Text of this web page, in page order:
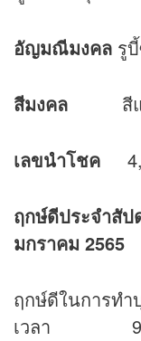
อัญมณีมงคล รู
สีมงคล สีแ
เลขนำโชค 4,
ฤกษ์ดีประจำสั
มกราคม 2565
ฤกษ์ดีในการท
เวลา